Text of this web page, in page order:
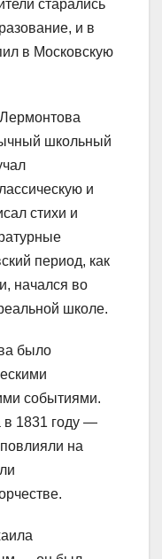
старались
и в
в Московскую
школьный
и
стихи и
период, как
начался во
школе.
было
событиями.
в 1831 году —
на